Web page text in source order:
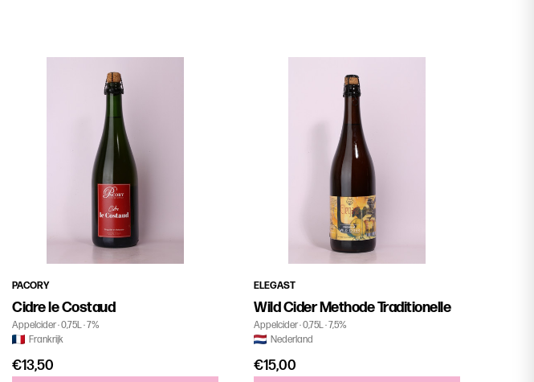
PACORY
Cidre le Costaud
Appelcider 0,75L 7%
Frankrijk
€13,50
ELEGAST
Wild Cider Methode Traditionelle
Appelcider 0,75L 7,5%
Nederland
€15,00